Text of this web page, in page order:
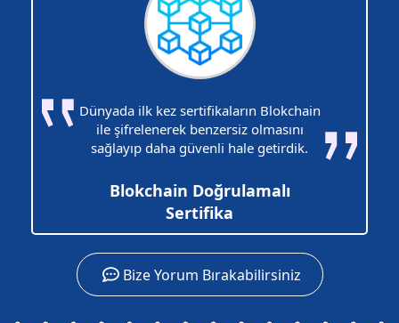
Dünyada ilk kez sertifikaların Blokchain
ile şifrelenerek benzersiz olmasını
sağlayıp daha güvenli hale getirdik.
Blokchain Doğrulamalı
Sertifika
Bize Yorum Bırakabilirsiniz